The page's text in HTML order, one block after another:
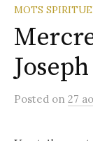
MOTS
Posted on 27